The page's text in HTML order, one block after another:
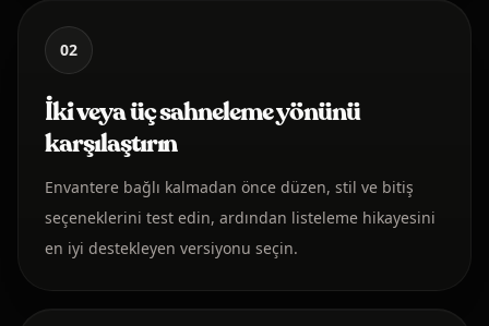
02
İki veya üç sahneleme yönünü
karşılaştırın
Envantere bağlı kalmadan önce düzen, stil ve bitiş
seçeneklerini test edin, ardından listeleme hikayesini
en iyi destekleyen versiyonu seçin.